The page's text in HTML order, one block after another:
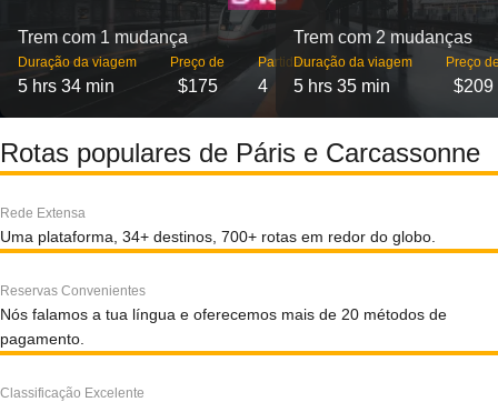
Trem com 1 mudança
Duração da viagem
5 hrs 34 min
Preço de
$175
Partidas
4
Trem com 2 mudanças
Duração da viagem
5 hrs 35 min
Preço
$209
Rotas populares de Páris e Carcassonne
Rede Extensa
Uma plataforma, 34+ destinos, 700+ rotas em redor do globo.
Reservas Convenientes
Nós falamos a tua língua e oferecemos mais de 20 métodos de
pagamento.
Classificação Excelente